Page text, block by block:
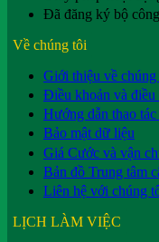
Đã đăng ký bộ
Về chúng tôi
Giới thiệu về chúng
Điều khoản và điều
Hướng dẫn thao
Bảo mật dữ liệu
Giá Cước và vận
Bản đồ Trung tâm
Liên hệ với chúng
LỊCH LÀM VIỆC